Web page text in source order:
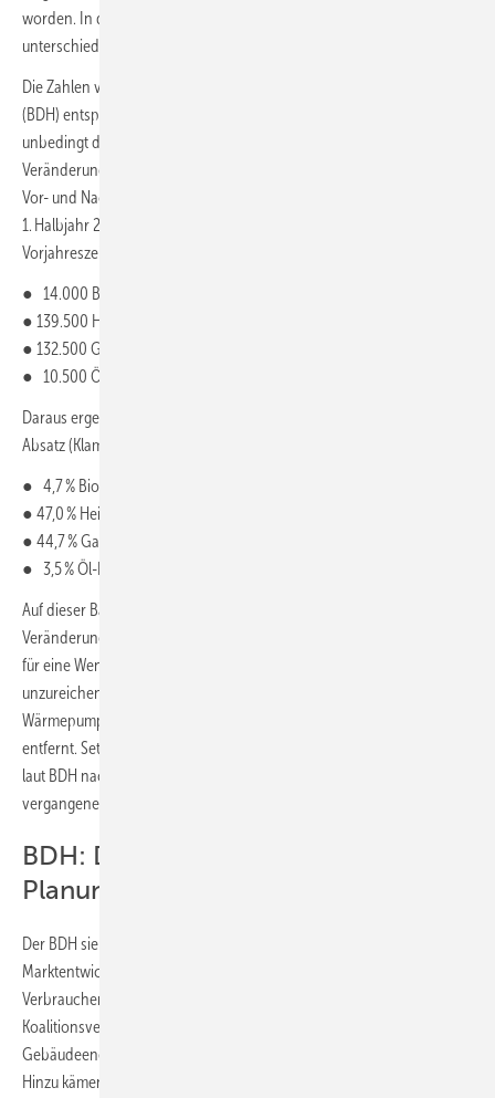
worden. In den Segmenten waren die Veränderungen sehr
unterschiedlich.
Die Zahlen vom Bundesverband der Deutschen Heizungsindustrie
(BDH) entsprechen insbesondere bei kurzen Zeiträumen nicht
unbedingt der aktuellen Nachfrage oder Nachfragestimmung, da sie
Veränderungen beim Lagerstand im Groß- und Einzelhandel sowie
Vor- und Nachlaufzeiten nicht berücksichtigen. Konkret wurden im
1. Halbjahr 2025 (Klammerwerte: Veränderung gegenüber dem
Vorjahreszeitraum) abgesetzt:
● 14.000 Biomasse-Heizkessel (+42 %)
● 139.500 Heizungs-Wärmepumpen (+55 %)
● 132.500 Gas-Heizkessel (−41 %)
● 10.500 Öl-Heizkessel (−81 %)
Daraus ergeben sich im 1. Halbjahr 2025 folgende Marktanteile beim
Absatz (Klammerwerte: Marktanteil im Vorjahreszeitraum):
● 4,7 % Biomasse-Heizkessel (2,6 %)
● 47,0 % Heizungs-Wärmepumpen (23,8 %)
● 44,7 % Gas-Heizkessel (59,0 %)
● 3,5 % Öl-Heizkessel (14,6 %)
Auf dieser Basis und für diesen kleinen zeitlichen Ausschnitt ist die
Veränderung in der Absatzstruktur enorm, das absolute Niveau aber
für eine Wende im zudem überalterten Heizungsbestand
unzureichend. Von den politisch angestrebten 500.000 installierten
Wärmepumpen pro Jahr ist der Markt damit zurzeit noch weit
entfernt. Setzt sich der aktuelle Trend beim Absatz fort, zeichnet sich
laut BDH nach Stückzahlen das schlechteste Jahresergebnis der
vergangenen 15 Jahre ab.
BDH: Dem Markt fehlt
Planungssicherheit
Der BDH sieht als zentrale Ursache für die schwache
Marktentwicklung in der anhaltenden Verunsicherung der
Verbraucher. Aufgrund der aktuell gültigen Rechtslage sowie der im
Koalitionsvertrag angekündigten Überarbeitung des
Gebäudeenergiegesetzes sei keine Planungssicherheit gegeben.
Hinzu kämen immer wieder politisch motivierte Aussagen über die